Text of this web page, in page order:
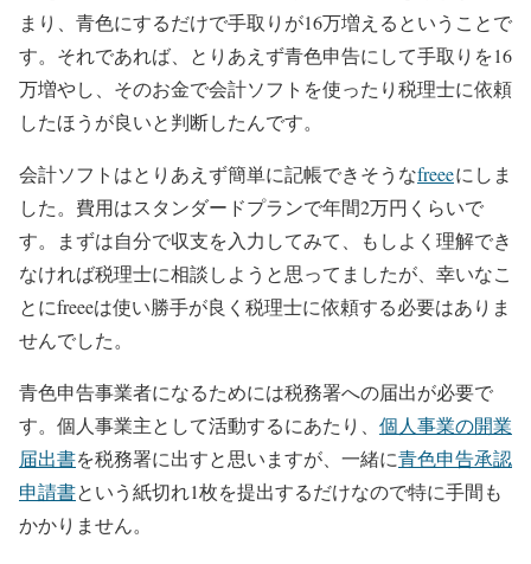
まり、青色にするだけで手取りが16万増えるということで
す。それであれば、とりあえず青色申告にして手取りを16
万増やし、そのお金で会計ソフトを使ったり税理士に依頼
したほうが良いと判断したんです。
会計ソフトはとりあえず簡単に記帳できそうなfreeeにしま
した。費用はスタンダードプランで年間2万円くらいで
す。まずは自分で収支を入力してみて、もしよく理解でき
なければ税理士に相談しようと思ってましたが、幸いなこ
とにfreeeは使い勝手が良く税理士に依頼する必要はありま
せんでした。
青色申告事業者になるためには税務署への届出が必要で
す。個人事業主として活動するにあたり、 個人事業の開業
届出書を税務署に出すと思いますが、一緒に青色申告承認
申請書という紙切れ1枚を提出するだけなので特に手間も
かかりません。